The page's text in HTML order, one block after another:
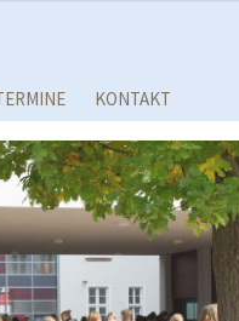
KONTAKT